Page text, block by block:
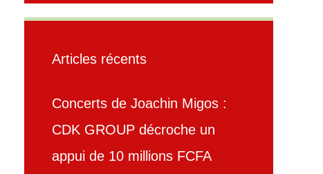
Articles récents
Concerts de Joachin Migos :
CDK GROUP décroche un
appui de 10 millions FCFA